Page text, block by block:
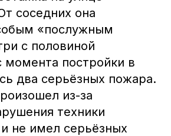
соседних она
«послужным
с половиной
момента постройки в
два серьёзных пожара.
из-за
техники
не имел серьёзных